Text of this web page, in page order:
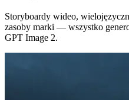
Storyboardy wideo,
zasoby marki — wszystko
GPT Image 2.